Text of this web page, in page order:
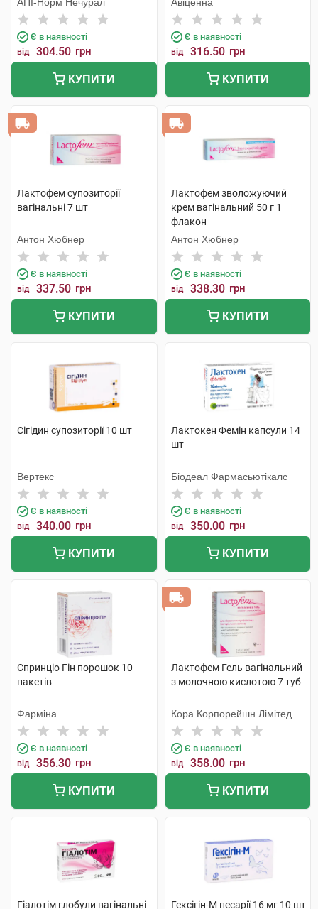
Є в наявності
від 304.50 грн
КУПИТИ
Є в наявності
від 316.50 грн
КУПИТИ
Лактофем супозиторії
вагінальні 7 шт
Антон Хюбнер
Є в наявності
від 337.50 грн
КУПИТИ
Лактофем зволожуючий
крем вагінальний 50 г 1
флакон
Антон Хюбнер
Є в наявності
від 338.30 грн
КУПИТИ
Сігідин супозиторії 10 шт
Вертекс
Є в наявності
від 340.00 грн
КУПИТИ
Лактокен Фемін капсули 14
шт
Біодеал Фармасьютікалс
Є в наявності
від 350.00 грн
КУПИТИ
Спринціо Гін порошок 10
пакетів
Фарміна
Є в наявності
від 356.30 грн
КУПИТИ
Лактофем Гель вагінальний
з молочною кислотою 7 туб
Кора Корпорейшн Лімітед
Є в наявності
від 358.00 грн
КУПИТИ
Гіалотім глобули вагінальні
Гексігін-М песарії 16 мг 10 шт